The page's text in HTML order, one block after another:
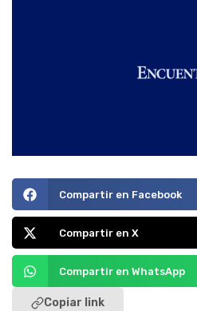
Compartir en Facebook
Compartir en X
Compartir en WhatsApp
Copiar link